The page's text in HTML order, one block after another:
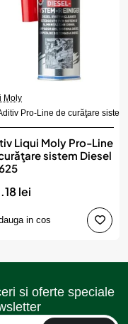
Moly
Pro-Line de curăţare
Liqui Moly Pro-Line
sistem Diesel
lei
in cos
si oferte speciale